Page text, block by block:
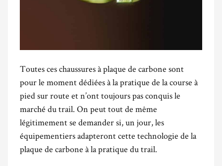
Toutes ces chaussures à plaque de carbone sont
pour le moment dédiées à la pratique de la course à
pied sur route et n’ont toujours pas conquis le
marché du trail. On peut tout de même
légitimement se demander si, un jour, les
équipementiers adapteront cette technologie de la
plaque de carbone à la pratique du trail.